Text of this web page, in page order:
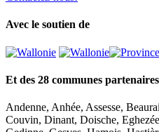
Avec le soutien de
Et des 28 communes partenaires
Andenne, Anhée, Assesse,
Couvin, Dinant, Doische,